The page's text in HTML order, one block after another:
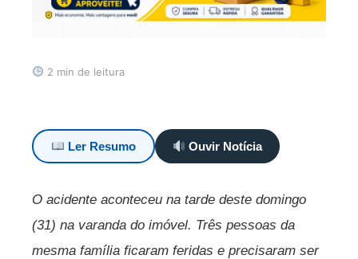
2 min de leitura
Ler Resumo Ouvir Notícia
O acidente aconteceu na tarde deste domingo
(31) na varanda do imóvel. Três pessoas da
mesma família ficaram feridas e precisaram ser